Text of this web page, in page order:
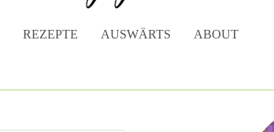
REZEPTE AUSWÄRTS ABOUT